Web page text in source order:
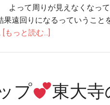
よって周りが見えなくなっ
果遠回りになるっていうこ
[もっと読む...]
プ 東大寺